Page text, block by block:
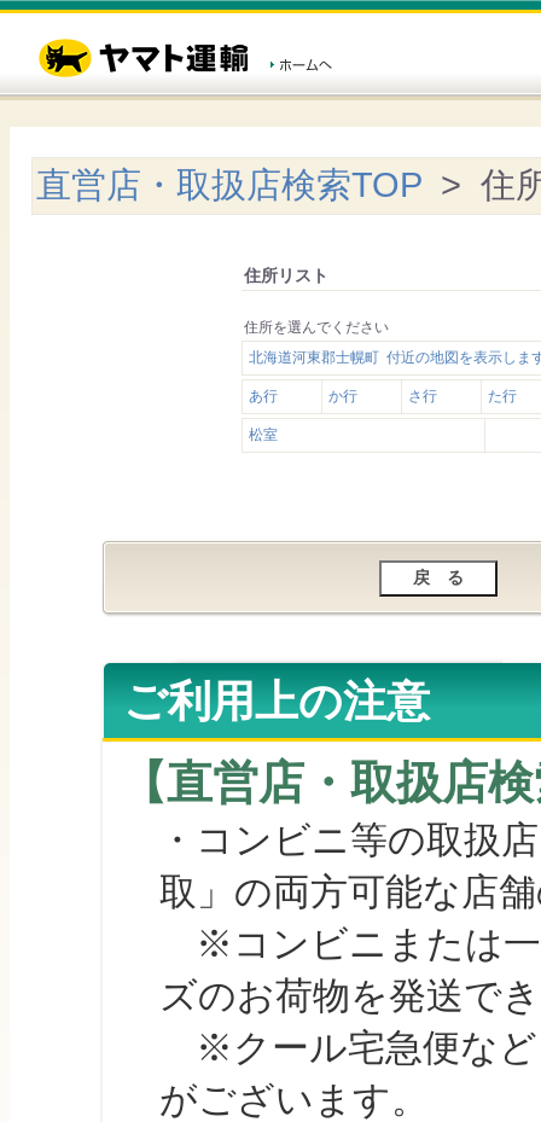
直営店・取扱店検索TOP > 住
住所リスト
住所を選んでください
北海道河東郡士幌町 付近の地図を表示しま
あ行 か行 さ行 た行
松室
ご利用上の注意
【直営店・取扱店
・コンビニ等の取扱
取」の両方可能な店
※コンビニまたは一
ズのお荷物を発送で
※クール宅急便など
がございます。